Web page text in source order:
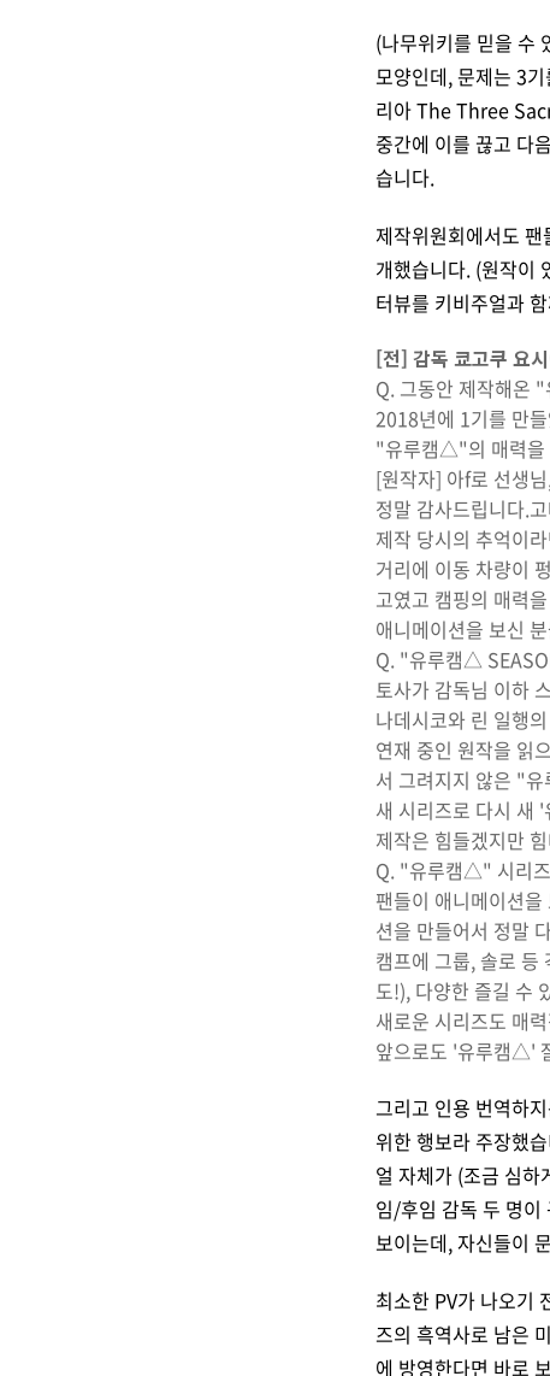
(나무위키를 믿을 수
모양인데, 문제는 3
리아 The Three
중간에 이를 끊고 다
습니다.
제작위원회에서도
개했습니다. (원작이
터뷰를 키비주얼과
[전] 감독 쿄고쿠 요
Q. 그동안 제작해온
2018년에 1기를 만
"유루캠△"의 매력을
[원작자] 아f로 선생
정말 감사드립니다.
제작 당시의 추억이
거리에 이동 차량이
고였고 캠핑의 매력
애니메이션을 보신
Q. "유루캠△
토사가 감독님 이하
나데시코와 린 일행
연재 중인 원작을 읽
서 그려지지 않은 "
새 시리즈로 다시 새
제작은 힘들겠지만
Q. "유루캠△" 시리즈
팬들이 애니메이션
션을 만들어서 정말
캠프에 그룹, 솔로
도!), 다양한 즐길 수
새로운 시리즈도 매
앞으로도 '유루캠△'
그리고 인용 번역하
위한 행보라 주장했
얼 자체가 (조금 심하
임/후임 감독 두 명이
보이는데, 자신들이
최소한 PV가 나오기
즈의 흑역사로 남은
에 방영한다면 바로